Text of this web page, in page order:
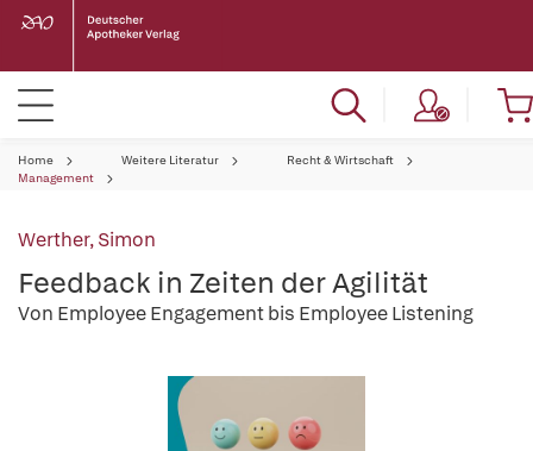
Home Weitere Literatur
Recht & Wirtschaft
Management
Werther, Simon
Feedback in Zeiten der Agilität
Von Employee Engagement bis Employee Listening